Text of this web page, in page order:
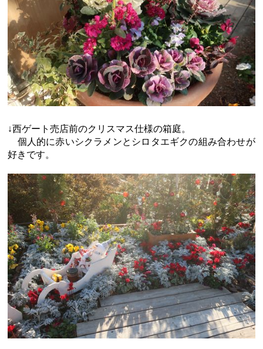
↓西ゲート売店前のクリスマス仕様の箱庭。
個人的に赤いシクラメンとシロタエギクの組み合わせが
好きです。